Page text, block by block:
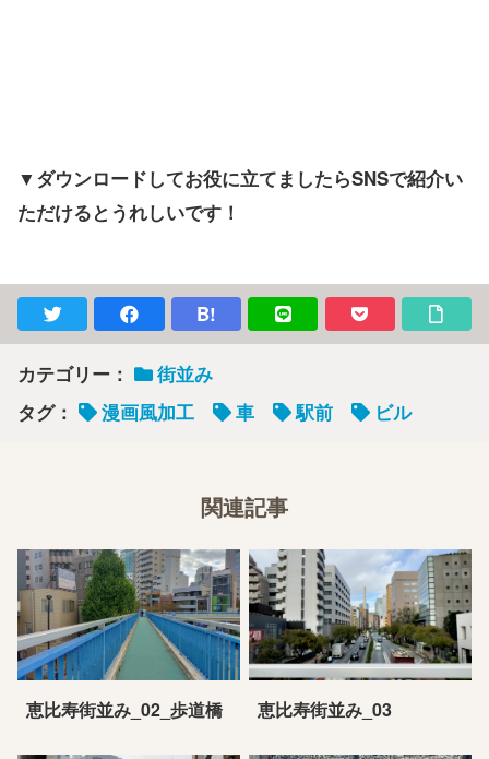
▼ダウンロードしてお役に立てましたらSNSで紹介い
ただけるとうれしいです！
B!
カテゴリー：
街並み
タグ：
漫画風加工 車 駅前 ビル
関連記事
恵比寿街並み_02_歩道橋 恵比寿街並み_03